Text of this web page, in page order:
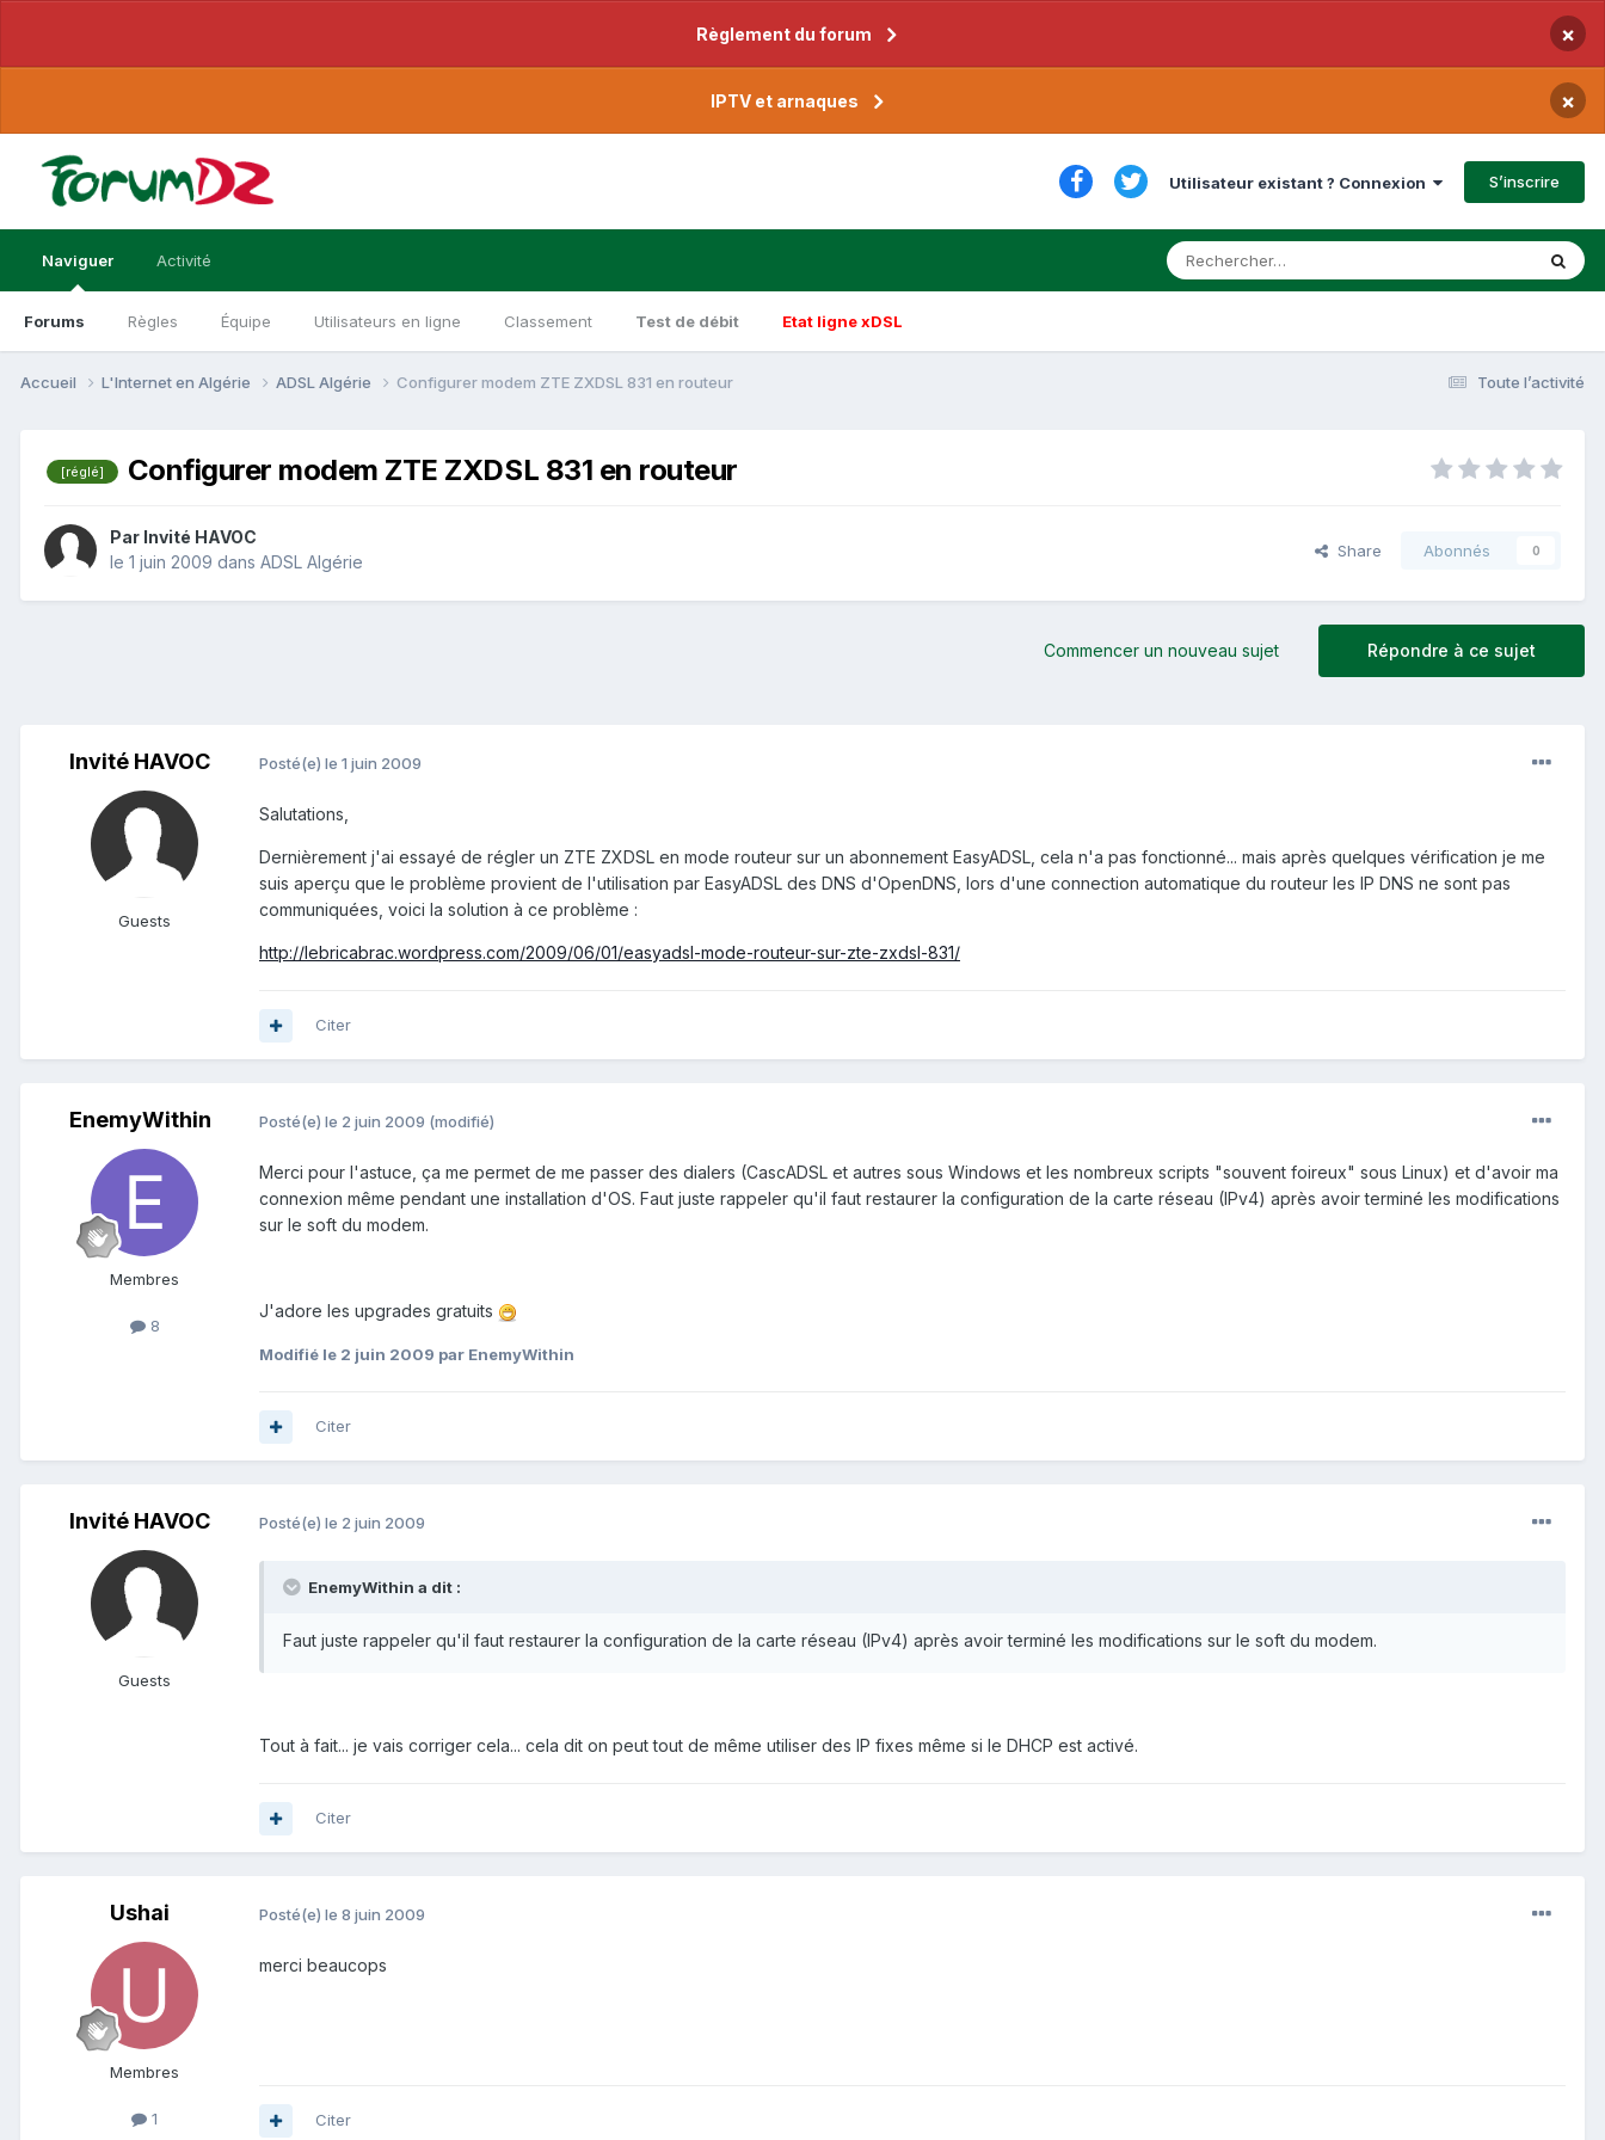
Règlement du forum ×
IPTV et arnaques ×
Utilisateur existant ? Connexion S’inscrire
Naviguer
Forums Règles Équipe Utilisateurs en ligne Classement Test de débit Etat ligne xDSL
Activité
Toute l’activité
Accueil L'Internet en Algérie ADSL Algérie Configurer modem ZTE ZXDSL 831 en routeur
[réglé] Configurer modem ZTE ZXDSL 831 en routeur
Par Invité HAVOC
le 1 juin 2009 dans ADSL Algérie
Share Abonnés 0
Répondre à ce sujet
Commencer un nouveau sujet
Invité HAVOC
Guests
Posté(e) le 1 juin 2009
Salutations,
Dernièrement j'ai essayé de régler un ZTE ZXDSL en mode routeur sur un abonnement EasyADSL, cela n'a pas fonctionné... mais après quelques vérification je me
suis aperçu que le problème provient de l'utilisation par EasyADSL des DNS d'OpenDNS, lors d'une connection automatique du routeur les IP DNS ne sont pas
communiquées, voici la solution à ce problème :
http://lebricabrac.wordpress.com/2009/06/01/easyadsl-mode-routeur-sur-zte-zxdsl-831/
Citer
EnemyWithin
Membres
8
Posté(e) le 2 juin 2009 (modifié)
Merci pour l'astuce, ça me permet de me passer des dialers (CascADSL et autres sous Windows et les nombreux scripts "souvent foireux" sous Linux) et d'avoir ma
connexion même pendant une installation d'OS. Faut juste rappeler qu'il faut restaurer la configuration de la carte réseau (IPv4) après avoir terminé les modifications
sur le soft du modem.
J'adore les upgrades gratuits
Modifié le 2 juin 2009 par EnemyWithin
Citer
Invité HAVOC
Guests
Posté(e) le 2 juin 2009
EnemyWithin a dit :
Faut juste rappeler qu'il faut restaurer la configuration de la carte réseau (IPv4) après avoir terminé les modifications sur le soft du modem.
Tout à fait... je vais corriger cela... cela dit on peut tout de même utiliser des IP fixes même si le DHCP est activé.
Citer
Ushai
Membres
1
Posté(e) le 8 juin 2009
merci beaucops
Citer